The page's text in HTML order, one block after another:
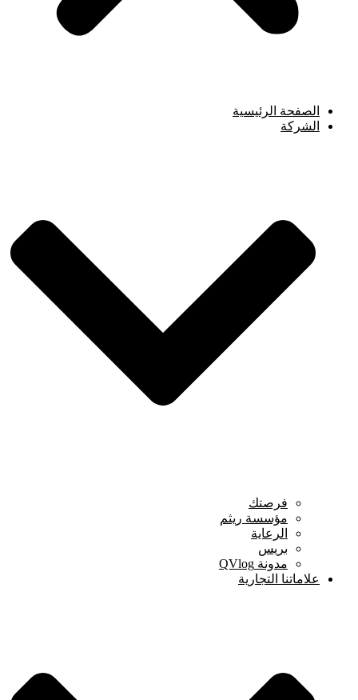
الصفحة الرئيسية
الشركة
فرصتك
مؤسسة ريثم
الرعاية
بريس
مدونة QVlog
علاماتنا التجارية